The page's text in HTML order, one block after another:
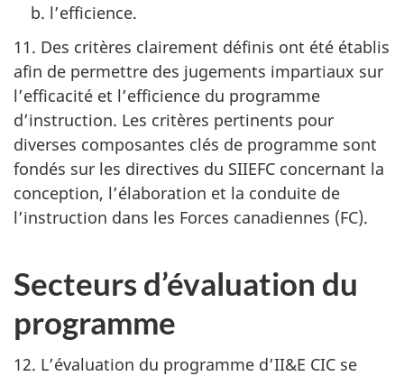
l’efficience.
11. Des critères clairement définis ont été établis
afin de permettre des jugements impartiaux sur
l’efficacité et l’efficience du programme
d’instruction. Les critères pertinents pour
diverses composantes clés de programme sont
fondés sur les directives du SIIEFC concernant la
conception, l’élaboration et la conduite de
l’instruction dans les Forces canadiennes (FC).
Secteurs d’évaluation du
programme
12. L’évaluation du programme d’II&E CIC se